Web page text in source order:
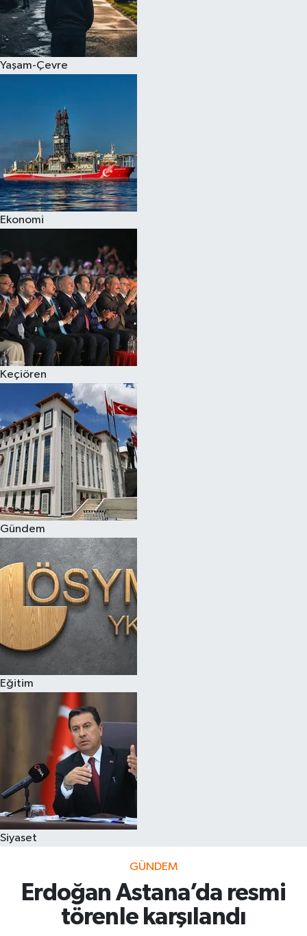
Yaşam-Çevre
Ekonomi
Keçiören
Gündem
Eğitim
Siyaset
GÜNDEM
Erdoğan Astana’da resmi
törenle karşılandı